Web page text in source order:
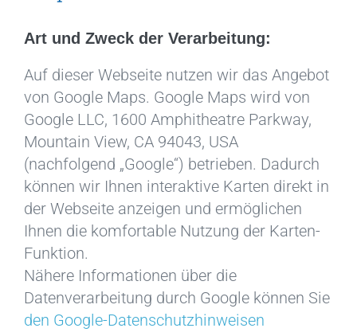
Art und Zweck der Verarbeitung:
Auf dieser Webseite nutzen wir das Angebot
von Google Maps. Google Maps wird von
Google LLC, 1600 Amphitheatre Parkway,
Mountain View, CA 94043, USA
(nachfolgend „Google“) betrieben. Dadurch
können wir Ihnen interaktive Karten direkt in
der Webseite anzeigen und ermöglichen
Ihnen die komfortable Nutzung der Karten-
Funktion.
Nähere Informationen über die
Datenverarbeitung durch Google können Sie
den Google-Datenschutzhinweisen